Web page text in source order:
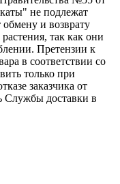
не подлежат
и возврату
так как они
Претензии к
в соответствии со
только при
заказчика от
Службы доставки в